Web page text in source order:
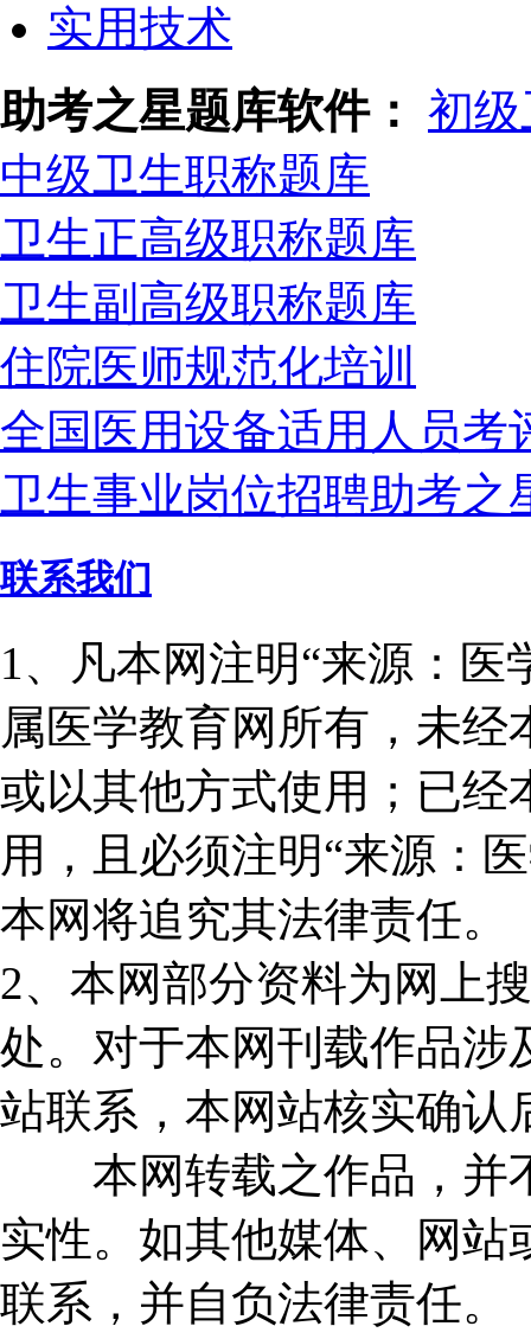
实用技术
助考之星题库软件： 初
中级卫生职称题库
卫生正高级职称题库
卫生副高级职称题库
住院医师规范化培训
全国医用设备适用人员考
卫生事业岗位招聘助考之
联系我们
1、凡本网注明“来源：
属医学教育网所有，未
或以其他方式使用；已经
用，且必须注明“来源：
本网将追究其法律责任。
2、本网部分资料为网上
处。对于本网刊载作品涉
站联系，本网站核实确认
本网转载之作品，并
实性。如其他媒体、网
联系，并自负法律责任。